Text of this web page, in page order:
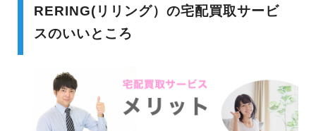
RERING(リリング）の宅配買取サービ
スのいいところ